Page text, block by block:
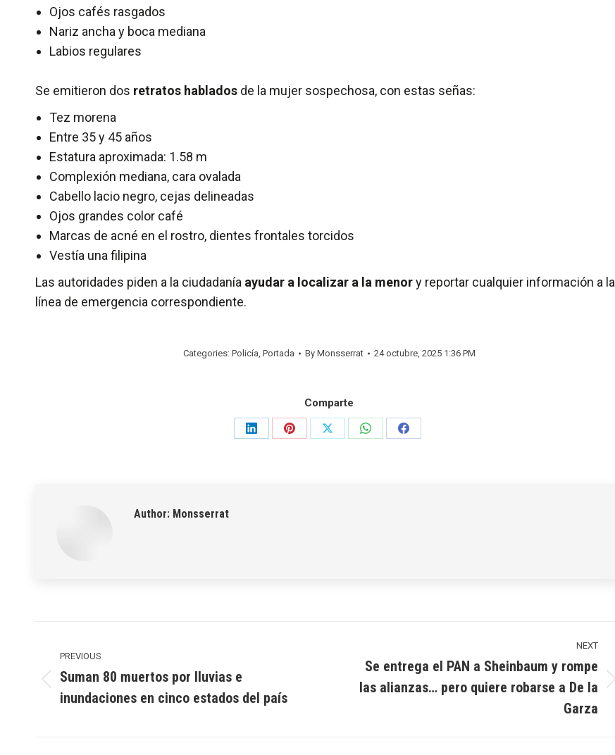
Ojos cafés rasgados
Nariz ancha y boca mediana
Labios regulares
Se emitieron dos retratos hablados de la mujer sospechosa, con estas señas:
Tez morena
Entre 35 y 45 años
Estatura aproximada: 1.58 m
Complexión mediana, cara ovalada
Cabello lacio negro, cejas delineadas
Ojos grandes color café
Marcas de acné en el rostro, dientes frontales torcidos
Vestía una filipina
Las autoridades piden a la ciudadanía ayudar a localizar a la menory reportar cualquier información a la
línea de emergencia correspondiente.
Categories: Policía Portada By Monsserrat 24 octubre, 2025 1:36 PM
Comparte
Share
Share
Share
Share
Share
Author: Monsserrat
navigation
PREVIOUS
post:
Suman 80 muertos por lluvias e
inundaciones en cinco estados del país
NEXT
Next
Se entrega el PAN a Sheinbaum y rompe
las alianzas… pero quiere robarse a De la
Garza